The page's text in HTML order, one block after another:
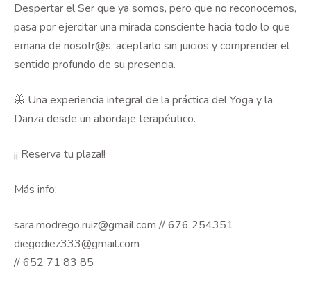
Despertar el Ser que ya somos, pero que no reconocemos,
pasa por ejercitar una mirada consciente hacia todo lo que
emana de nosotr@s, aceptarlo sin juicios y comprender el
sentido profundo de su presencia.
🦋 Una experiencia integral de la práctica del Yoga y la
Danza desde un abordaje terapéutico.
¡¡ Reserva tu plaza!!
Más info:
sara.modrego.ruiz@gmail.com // 676 254351
diegodiez333@gmail.com
// 652 71 83 85